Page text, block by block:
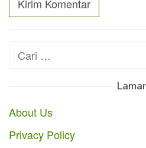
Cari
About Us
Privacy Policy